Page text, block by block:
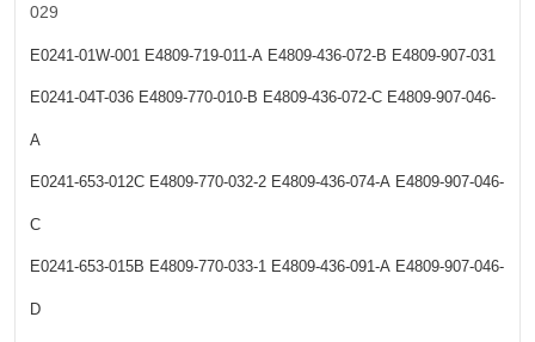
029
E0241-01W-001 E4809-719-011-A E4809-436-072-B E4809-907-031
E0241-04T-036 E4809-770-010-B E4809-436-072-C E4809-907-046-
A
E0241-653-012C E4809-770-032-2 E4809-436-074-A E4809-907-046-
C
E0241-653-015B E4809-770-033-1 E4809-436-091-A E4809-907-046-
D